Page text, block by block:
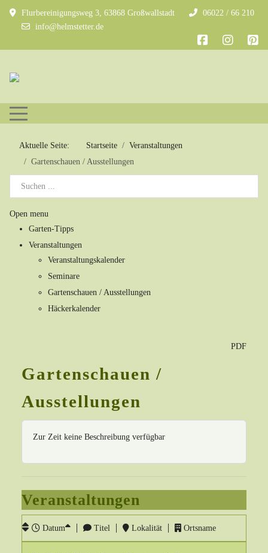
Flurbereinigungsweg 3, 63868 Großwallstadt
06022 / 66 210
info@helmstetter.de
Mobile Menu Toggle
Aktuelle Seite: Startseite
Veranstaltungen
Gartenschauen / Ausstellungen
Open menu
Garten-Tipps
Veranstaltungen
Veranstaltungskalender
Seminare
Gartenschauen / Ausstellungen
Häckerkalender
PDF
Gartenschauen /
Ausstellungen
Zur Zeit keine Beschreibung verfügbar
Veranstaltungen
Datum Titel Lokalität Ortsname